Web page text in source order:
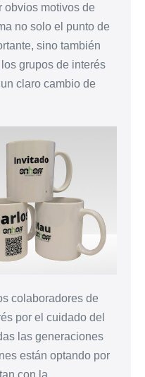
obvios motivos de
no solo el punto de
sino también
grupos de interés
claro cambio de
colaboradores de
por el cuidado del
las generaciones
están optando por
con la